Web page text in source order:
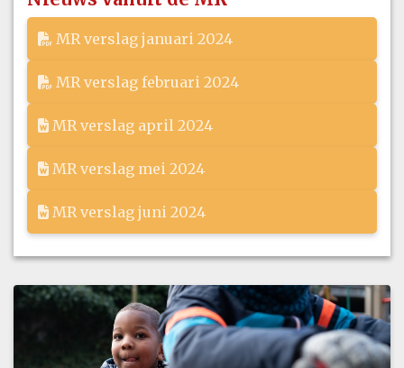
MR verslag januari 2024
MR verslag februari 2024
MR verslag april 2024
MR verslag mei 2024
MR verslag juni 2024